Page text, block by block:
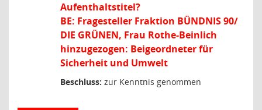
Aufenthaltstitel?
BE: Fragesteller Fraktion BÜNDNIS 90/
DIE GRÜNEN, Frau Rothe-Beinlich
hinzugezogen: Beigeordneter für
Sicherheit und Umwelt
Beschluss: zur Kenntnis genommen